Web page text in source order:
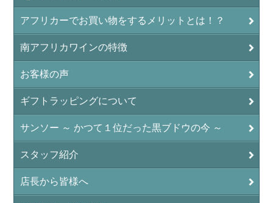
アフリカーでお買い物をするメリットとは！？
南アフリカワインの特徴
お客様の声
ギフトラッピングについて
サンソー ～ かつて１位だった黒ブドウの今 ～
スタッフ紹介
店長から皆様へ